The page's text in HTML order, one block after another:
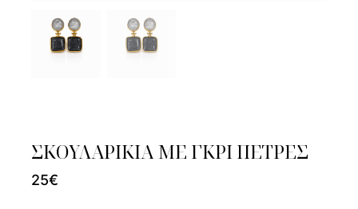
ΣΚΟΥΛΑΡΙΚΙΑ ΜΕ ΓΚΡΙ ΠΕΤΡΕΣ
25€